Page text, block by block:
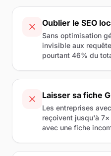
Oublier le SEO
Sans optimisation
invisible aux
pourtant 46% du
Laisser sa fiche
Les entreprises
reçoivent jusqu'à
avec une fiche